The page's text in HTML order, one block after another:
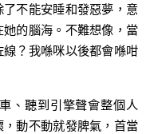
不能安睡和發惡夢，意
的腦海。不難想像，當
？我喺咪以後都會喺咁
聽到引擎聲會整個人
，動不動就發脾氣，首當